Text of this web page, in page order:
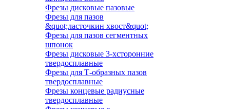
Фрезы дисковые пазовые
Фрезы для пазов
&quot;ласточкин хвост&quot;
Фрезы для пазов сегментных
шпонок
Фрезы дисковые 3-хсторонние
твердосплавные
Фрезы для Т-образных пазов
твердосплавные
Фрезы концевые радиусные
твердосплавные